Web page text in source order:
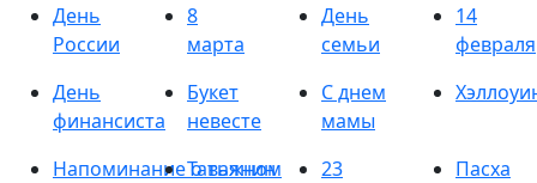
День
России
8
марта
День
семьи
14
февраля
День
финансиста
Букет
невесте
С днем
мамы
Напоминание о важном
Татьянин
23
Пасха